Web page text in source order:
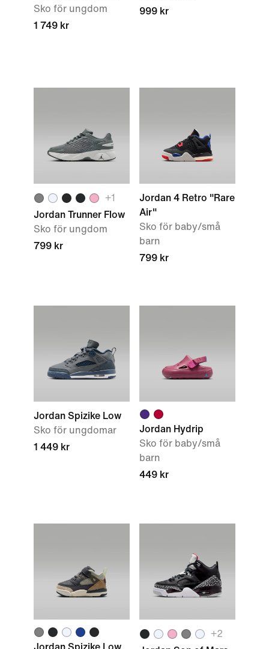
Sko för ungdom
1 749 kr
999 kr
+1
Jordan Trunner Flow
Sko för ungdom
799 kr
Jordan 4 Retro "Rare
Air"
Sko för baby/små
barn
799 kr
Jordan Spizike Low
Sko för ungdomar
1 449 kr
Jordan Hydrip
Sko för baby/små
barn
449 kr
Jordan Spizike Low
+2